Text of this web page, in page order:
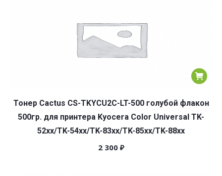
Тонер Cactus CS-TKYCU2C-LT-500 голубой флакон
500гр. для принтера Kyocera Color Universal TK-
52xx/TK-54xx/TK-83xx/TK-85xx/TK-88xx
2 300 ₽